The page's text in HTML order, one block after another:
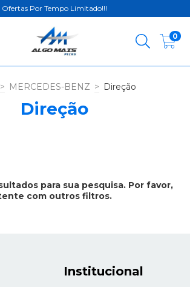
Ofertas Por Tempo Limitado!!!
0
> MERCEDES-BENZ > Direção
Direção
para sua pesquisa. Por favor,
com outros filtros.
Institucional